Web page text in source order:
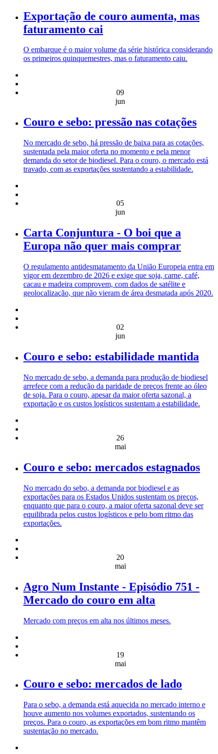
Exportação de couro aumenta, mas
faturamento cai
O embarque é o maior volume da série histórica considerando
os primeiros quinquemestres, mas o faturamento caiu.
09
jun
Couro e sebo: pressão nas cotações
No mercado de sebo, há pressão de baixa para as cotações,
sustentada pela maior oferta no momento e pela menor
demanda do setor de biodiesel. Para o couro, o mercado está
travado, com as exportações sustentando a estabilidade.
05
jun
Carta Conjuntura - O boi que a
Europa não quer mais comprar
O regulamento antidesmatamento da União Europeia entra em
vigor em dezembro de 2026 e exige que soja, carne, café,
cacau e madeira comprovem, com dados de satélite e
geolocalização, que não vieram de área desmatada após 2020.
02
jun
Couro e sebo: estabilidade mantida
No mercado de sebo, a demanda para produção de biodiesel
arrefece com a redução da paridade de preços frente ao óleo
de soja. Para o couro, apesar da maior oferta sazonal, a
exportação e os custos logísticos sustentam a estabilidade.
26
mai
Couro e sebo: mercados estagnados
No mercado do sebo, a demanda por biodiesel e as
exportações para os Estados Unidos sustentam os preços,
enquanto que para o couro, a maior oferta sazonal deve ser
equilibrada pelos custos logísticos e pelo bom ritmo das
exportações.
20
mai
Agro Num Instante - Episódio 751 -
Mercado do couro em alta
Mercado com preços em alta nos últimos meses.
19
mai
Couro e sebo: mercados de lado
Para o sebo, a demanda está aquecida no mercado interno e
houve aumento nos volumes exportados, sustentando os
preços. Para o couro, as exportações em bom ritmo mantêm
sustentação no mercado.